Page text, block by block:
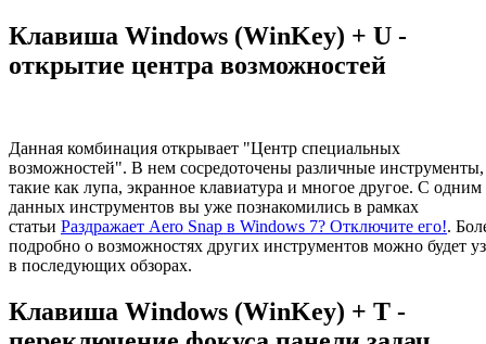
Клавиша Windows (WinKey) + U -
открытие центра возможностей
Данная комбинация открывает "Центр специальных
возможностей". В нем сосредоточены различные инструменты,
такие как лупа, экранное клавиатура и многое другое. С одним
данных инструментов вы уже познакомились в рамках
статьи Раздражает Aero Snap в Windows 7? Отключите его!.
подробно о возможностях других инструментов можно будет
в последующих обзорах.
Клавиша Windows (WinKey) + T -